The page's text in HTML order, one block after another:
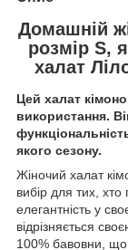
Домашній
розмір S,
халат
Цей халат
використання.
якого сезону.
Жіночий халат
вибір для тих,
елегантність у
відрізняється
100% бавовни, що